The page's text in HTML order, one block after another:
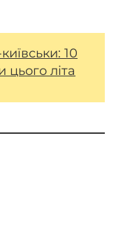
10
цього літа